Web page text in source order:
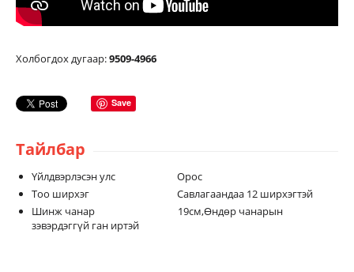
Холбогдох дугаар:9509-4966
Save
Тайлбар
Үйлдвэрлэсэн улс Орос
Тоо ширхэг Савлагаандаа 12 ширхэгтэй
Шинж чанар 19см,Өндөр чанарын
зэвэрдэггүй ган иртэй